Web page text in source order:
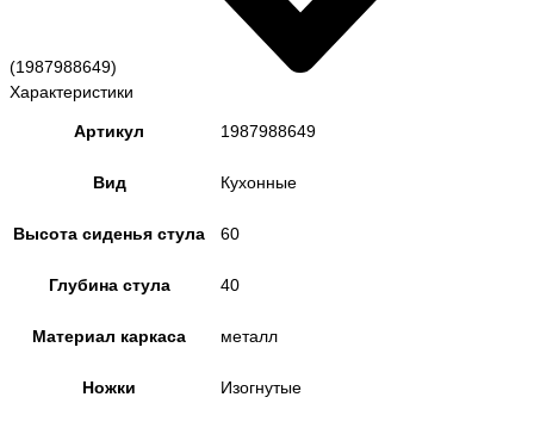
(1987988649)
Характеристики
Артикул 1987988649
Вид Кухонные
Высота сиденья стула 60
Глубина стула 40
Материал каркаса металл
Ножки Изогнутые